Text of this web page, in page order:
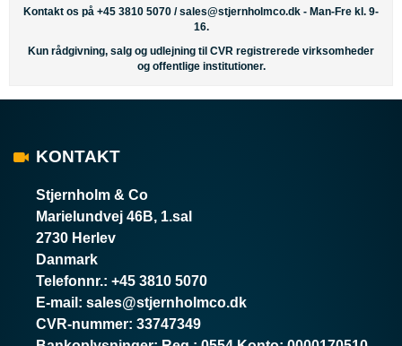
Kontakt os på +45 3810 5070 /sales@stjernholmco.dk - Man-Fre kl. 9-
16.
Kun rådgivning, salg og udlejning til CVR registrerede virksomheder
og offentlige institutioner.
KONTAKT
Stjernholm & Co
Marielundvej 46B, 1.sal
2730 Herlev
Danmark
Telefonnr.: +45 3810 5070
E-mail : sales@stjernholmco.dk
CVR-nummer: 33747349